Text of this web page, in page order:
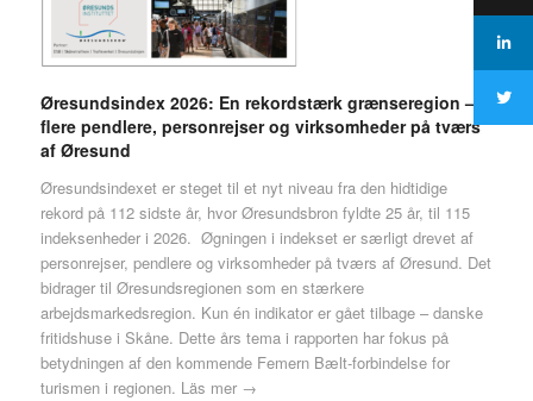
Øresundsindex 2026: En rekordstærk grænseregion –
flere pendlere, personrejser og virksomheder på tværs
af Øresund
Øresundsindexet er steget til et nyt niveau fra den hidtidige
rekord på 112 sidste år, hvor Øresundsbron fyldte 25 år, til 115
indeksenheder i 2026. Øgningen i indekset er særligt drevet af
personrejser, pendlere og virksomheder på tværs af Øresund. Det
bidrager til Øresundsregionen som en stærkere
arbejdsmarkedsregion. Kun én indikator er gået tilbage – danske
fritidshuse i Skåne. Dette års tema i rapporten har fokus på
betydningen af den kommende Femern Bælt-forbindelse for
turismen i regionen. Läs mer →